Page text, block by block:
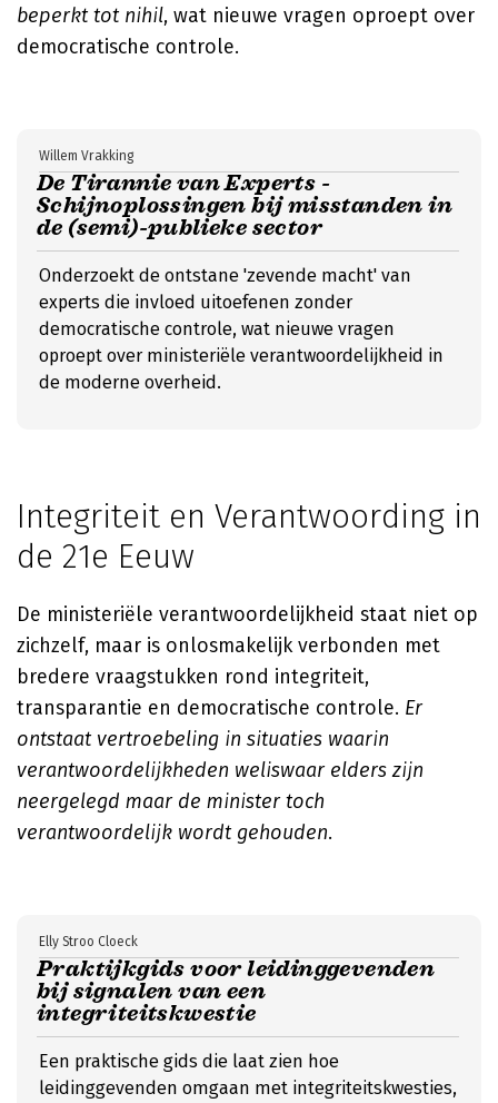
beperkt tot nihil, wat nieuwe vragen oproept over
democratische controle.
De Tirannie van Experts -
Schijnoplossingen bij misstanden in
de (semi)-publieke sector
Willem Vrakking
Onderzoekt de ontstane 'zevende macht' van
experts die invloed uitoefenen zonder
democratische controle, wat nieuwe vragen
oproept over ministeriële verantwoordelijkheid in
de moderne overheid.
Integriteit en Verantwoording in
de 21e Eeuw
De ministeriële verantwoordelijkheid staat niet op
zichzelf, maar is onlosmakelijk verbonden met
bredere vraagstukken rond integriteit,
transparantie en democratische controle. Er
ontstaat vertroebeling in situaties waarin
verantwoordelijkheden weliswaar elders zijn
neergelegd maar de minister toch
verantwoordelijk wordt gehouden.
Praktijkgids voor leidinggevenden
bij signalen van een
integriteitskwestie
Elly Stroo Cloeck
Een praktische gids die laat zien hoe
leidinggevenden omgaan met integriteitskwesties,